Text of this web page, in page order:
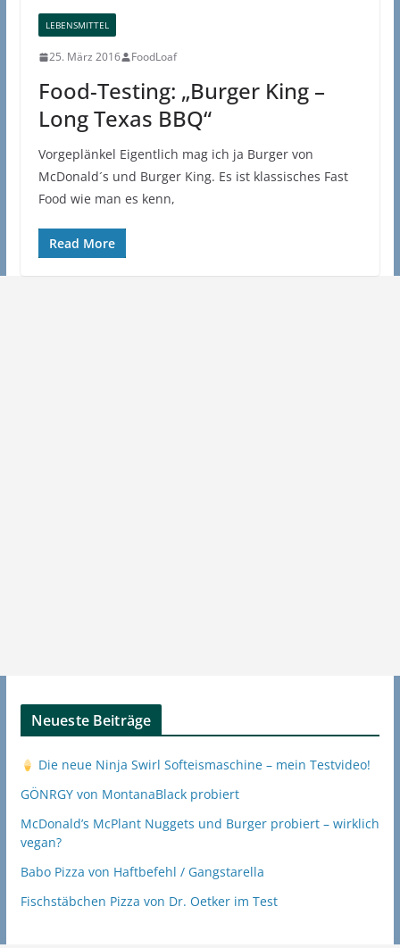
LEBENSMITTEL
25. März 2016 FoodLoaf
Food-Testing: „Burger King –
Long Texas BBQ“
Vorgeplänkel Eigentlich mag ich ja Burger von
McDonald´s und Burger King. Es ist klassisches Fast
Food wie man es kenn,
Read More
Neueste Beiträge
Die neue Ninja Swirl Softeismaschine – mein Testvideo!
GÖNRGY von MontanaBlack probiert
McDonald’s McPlant Nuggets und Burger probiert – wirklich
vegan?
Babo Pizza von Haftbefehl / Gangstarella
Fischstäbchen Pizza von Dr. Oetker im Test